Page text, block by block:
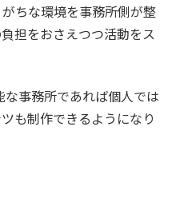
ちな環境を事務所側が整
担をおさえつつ活動をス
事務所であれば個人では
も制作できるようになり